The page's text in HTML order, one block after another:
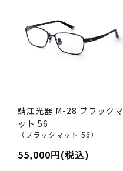
鯖江光器 M-28 ブラックマ
ット 56
（ブラックマット 56）
55,000円(税込)